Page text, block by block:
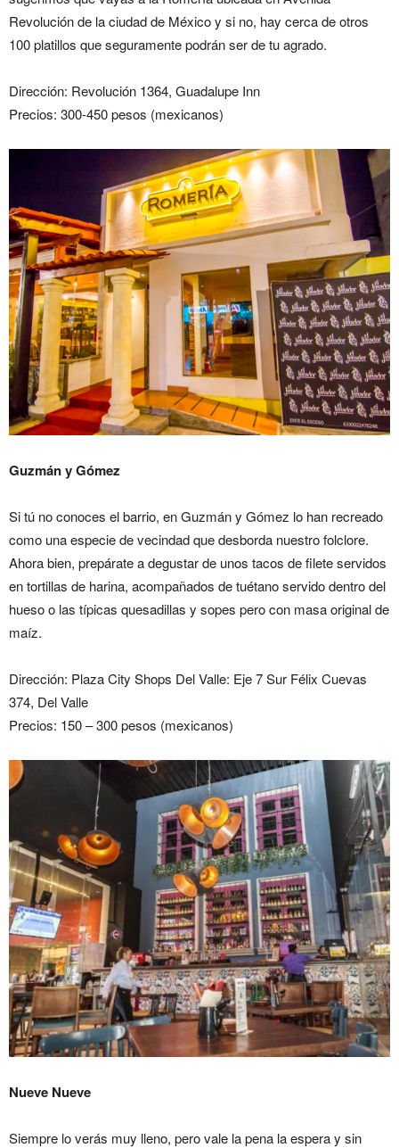
Revolución de la ciudad de México y si no, hay cerca de otros
100 platillos que seguramente podrán ser de tu agrado.
Dirección: Revolución 1364, Guadalupe Inn
Precios: 300-450 pesos (mexicanos)
Guzmán y Gómez
Si tú no conoces el barrio, en Guzmán y Gómez lo han recreado
como una especie de vecindad que desborda nuestro folclore.
Ahora bien, prepárate a degustar de unos tacos de filete servidos
en tortillas de harina, acompañados de tuétano servido dentro del
hueso o las típicas quesadillas y sopes pero con masa original de
maíz.
Dirección: Plaza City Shops Del Valle: Eje 7 Sur Félix Cuevas
374, Del Valle
Precios: 150 – 300 pesos (mexicanos)
Nueve Nueve
Siempre lo verás muy lleno, pero vale la pena la espera y sin